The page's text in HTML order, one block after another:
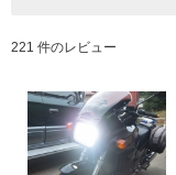
221 件のレビュー